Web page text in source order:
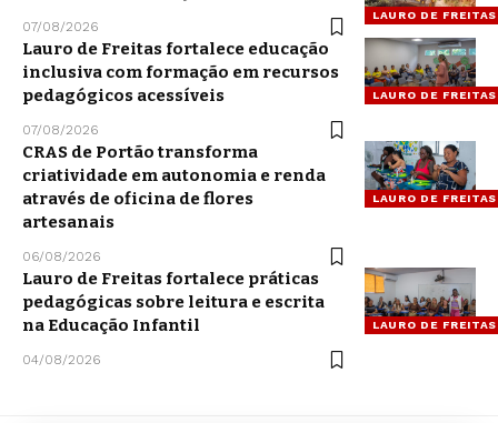
LAURO DE FREITAS
07/08/2026
LAURO DE FREITAS
Lauro de Freitas fortalece educação
inclusiva com formação em recursos
pedagógicos acessíveis
07/08/2026
LAURO DE FREITAS
CRAS de Portão transforma
criatividade em autonomia e renda
através de oficina de flores
artesanais
06/08/2026
LAURO DE FREITAS
Lauro de Freitas fortalece práticas
pedagógicas sobre leitura e escrita
na Educação Infantil
04/08/2026